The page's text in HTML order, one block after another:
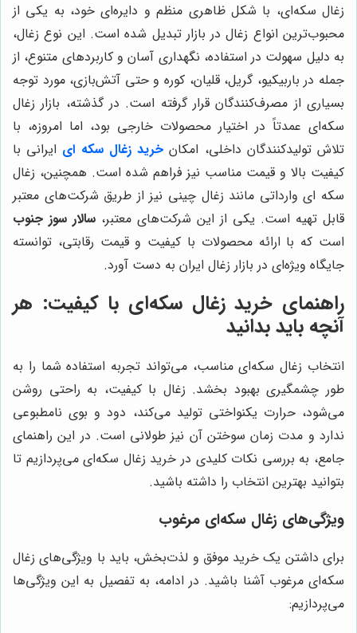
زغال سکه‌ای، با شکل ظاهری منظم و دایره‌ای خود، به یکی از
محبوب‌ترین انواع زغال در بازار تبدیل شده است. این نوع زغال،
به دلیل سهولت در استفاده، نگهداری آسان و کاربردهای متنوع، از
جمله در باربیکیو، گریل، قلیان، کوره و حتی آتش‌بازی، مورد توجه
بسیاری از مصرف‌کنندگان قرار گرفته است. در گذشته، بازار زغال
سکه‌ای عمدتاً در اختیار محصولات خارجی بود، اما امروزه، با
تلاش تولیدکنندگان داخلی، امکان خرید زغال سکه ای ایرانی با
کیفیت بالا و قیمت مناسب نیز فراهم شده است. همچنین، زغال
سکه ای وارداتی مانند زغال چینی نیز از طریق شرکت‌های معتبر
قابل تهیه است. یکی از این شرکت‌های معتبر، سالار سوز جنوب
است که با ارائه محصولات با کیفیت و قیمت رقابتی، توانسته
جایگاه ویژه‌ای در بازار زغال ایران به دست آورد.
راهنمای خرید زغال سکه‌ای با کیفیت: هر
آنچه باید بدانید
انتخاب زغال سکه‌ای مناسب، می‌تواند تجربه استفاده شما را به
طور چشمگیری بهبود بخشد. زغال با کیفیت، به راحتی روشن
می‌شود، حرارت یکنواختی تولید می‌کند، دود و بوی نامطبوعی
ندارد و مدت زمان سوختن آن نیز طولانی است. در این راهنمای
جامع، به بررسی نکات کلیدی در خرید زغال سکه‌ای می‌پردازیم تا
بتوانید بهترین انتخاب را داشته باشید.
ویژگی‌های زغال سکه‌ای مرغوب
برای داشتن یک خرید موفق و لذت‌بخش، باید با ویژگی‌های زغال
سکه‌ای مرغوب آشنا باشید. در ادامه، به تفصیل به این ویژگی‌ها
می‌پردازیم: